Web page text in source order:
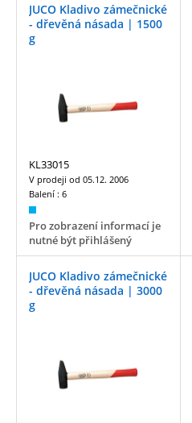
JUCO Kladivo zámečnické
- dřevěná násada | 1500
g
KL33015
V prodeji od 05.12. 2006
Balení : 6
Pro zobrazení informací je
nutné být přihlášený
JUCO Kladivo zámečnické
- dřevěná násada | 3000
g